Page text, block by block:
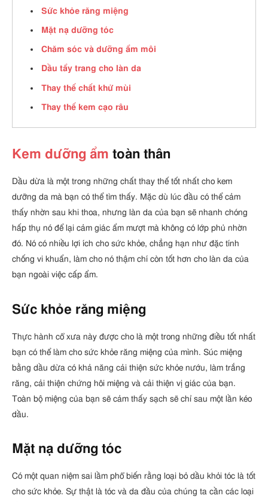
Sức khỏe răng miệng
Mặt nạ dưỡng tóc
Chăm sóc và dưỡng ẩm môi
Dầu tẩy trang cho làn da
Thay thế chất khử mùi
Thay thế kem cạo râu
Kem dưỡng ẩm toàn thân
Dầu dừa là một trong những chất thay thế tốt nhất cho kem
dưỡng da mà bạn có thể tìm thấy. Mặc dù lúc đầu có thể cảm
thấy nhờn sau khi thoa, nhưng làn da của bạn sẽ nhanh chóng
hấp thụ nó để lại cảm giác ẩm mượt mà không có lớp phủ nhờn
đó. Nó có nhiều lợi ích cho sức khỏe, chẳng hạn như đặc tính
chống vi khuẩn, làm cho nó thậm chí còn tốt hơn cho làn da của
bạn ngoài việc cấp ẩm.
Sức khỏe răng miệng
Thực hành cổ xưa này được cho là một trong những điều tốt nhất
bạn có thể làm cho sức khỏe răng miệng của mình. Súc miệng
bằng dầu dừa có khả năng cải thiện sức khỏe nướu, làm trắng
răng, cải thiện chứng hôi miệng và cải thiện vị giác của bạn.
Toàn bộ miệng của bạn sẽ cảm thấy sạch sẽ chỉ sau một lần kéo
dầu.
Mặt nạ dưỡng tóc
Có một quan niệm sai lầm phổ biến rằng loại bỏ dầu khỏi tóc là tốt
cho sức khỏe. Sự thật là tóc và da đầu của chúng ta cần các loại